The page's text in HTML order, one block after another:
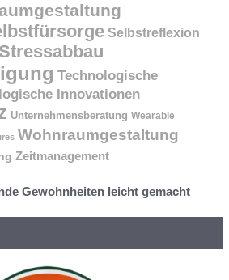
Selbstreflexion
Stressabbau
Technologische
Innovationen
Unternehmensberatung Wearable
Wohnraumgestaltung
Zeitmanagement
Gewohnheiten leicht gemacht